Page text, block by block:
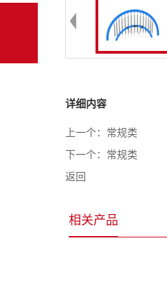
详细内容
上一个： 常规类
下一个： 常规类
返回
相关产品